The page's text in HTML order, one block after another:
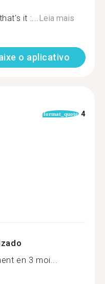
it :...Leia mais
o aplicativo
format_quote 4
en 3 moi...